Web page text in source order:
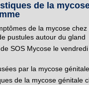
de la
de la mycose
pustules autour du gland
SOS Mycose le
par la mycose
de la mycose génitale